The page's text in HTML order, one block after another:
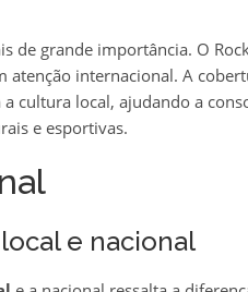
de grande importância. O
atenção internacional. A
cultura local, ajudando a
e esportivas.
e nacional